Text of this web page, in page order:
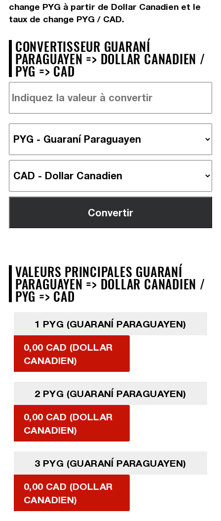
change PYG à partir de Dollar Canadien et le
taux de change PYG / CAD.
CONVERTISSEUR GUARANÍ
PARAGUAYEN => DOLLAR CANADIEN /
PYG => CAD
VALEURS PRINCIPALES GUARANÍ
PARAGUAYEN => DOLLAR CANADIEN /
PYG => CAD
1 PYG (GUARANÍ PARAGUAYEN)
0,00 CAD (DOLLAR
CANADIEN)
2 PYG (GUARANÍ PARAGUAYEN)
0,00 CAD (DOLLAR
CANADIEN)
3 PYG (GUARANÍ PARAGUAYEN)
0,00 CAD (DOLLAR
CANADIEN)